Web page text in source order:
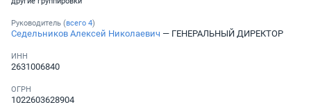
Руководитель (всего 4)
Седельников Алексей Николаевич — ГЕНЕРАЛЬНЫЙ ДИРЕКТОР
ИНН
2631006840
ОГРН
1022603628904